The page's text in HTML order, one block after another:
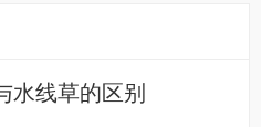
水线草的区别